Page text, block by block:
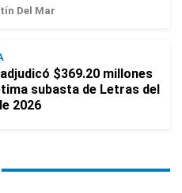
Del Mar
$369.20 millones
subasta de Letras del
2026